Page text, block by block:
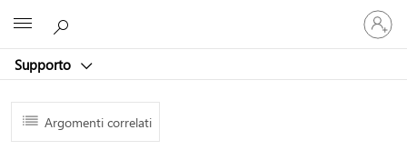
Supporto
Accedi
con
il
account
Argomenti correlati